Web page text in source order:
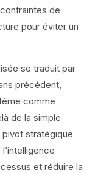
de
pour éviter un
se traduit par
précédent,
comme
de la simple
stratégique
et réduire la